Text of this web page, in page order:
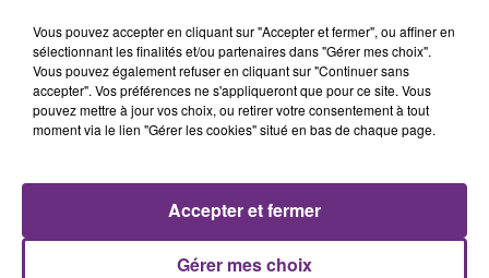
Die On This Hill
Vous pouvez accepter en cliquant sur "Accepter et fermer", ou affiner en
sélectionnant les finalités et/ou partenaires dans "Gérer mes choix".
Vous pouvez également refuser en cliquant sur "Continuer sans
accepter". Vos préférences ne s'appliqueront que pour ce site. Vous
pouvez mettre à jour vos choix, ou retirer votre consentement à tout
moment via le lien "Gérer les cookies" situé en bas de chaque page.
Gérer mes choix
Accepter et fermer